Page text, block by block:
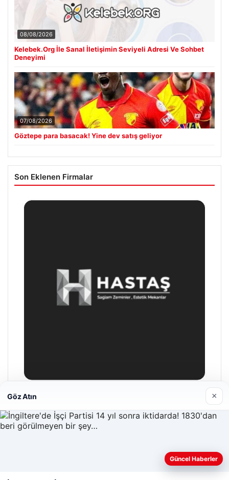
08/08/2026
Kelebek.Org İle Sanal İletişimin Seviyeli Adresi Ve Sohbet
Deneyimi
07/08/2026
Göztepe para basacak! Yine dev satış geliyor
Son Eklenen Firmalar
Hastaş Beton
26/05/2026
Web sitemizi nasıl kullandığınızı daha iyi anlayabilmek,
Göz Atın ×
Güncel Haberler